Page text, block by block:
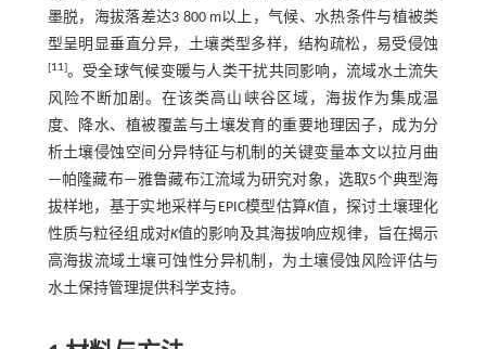
墨脱，海拔落差达3 800 m以上，气候、水热条件与植被类
型呈明显垂直分异，土壤类型多样，结构疏松，易受侵蚀
[11]。受全球气候变暖与人类干扰共同影响，流域水土流失
风险不断加剧。在该类高山峡谷区域，海拔作为集成温
度、降水、植被覆盖与土壤发育的重要地理因子，成为分
析土壤侵蚀空间分异特征与机制的关键变量本文以拉月曲
—帕隆藏布—雅鲁藏布江流域为研究对象，选取5个典型海
拔样地，基于实地采样与EPIC模型估算K值，探讨土壤理化
性质与粒径组成对K值的影响及其海拔响应规律，旨在揭示
高海拔流域土壤可蚀性分异机制，为土壤侵蚀风险评估与
水土保持管理提供科学支持。